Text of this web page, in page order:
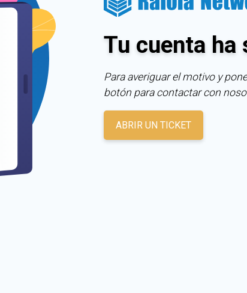
Tu cuenta ha
Para averiguar el motivo y
botón para contactar con
ABRIR UN TICKET